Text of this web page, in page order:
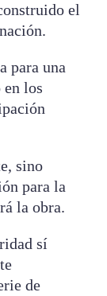
el
para una
los
sino
para la
la obra.
sí
de